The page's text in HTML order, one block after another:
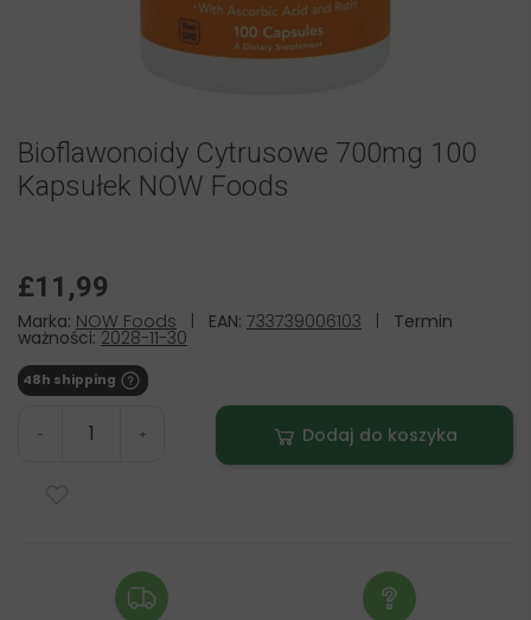
Bioflawonoidy Cytrusowe 700mg 100
Kapsułek NOW Foods
£11,99
Marka: NOW Foods EAN: 733739006103 Termin
ważności: 2028-11-30
48h shipping
- + Dodaj do koszyka